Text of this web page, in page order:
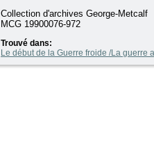
Collection d'archives George-Metcalf
MCG 19900076-972
Trouvé dans:
Le début de la Guerre froide /La guerre